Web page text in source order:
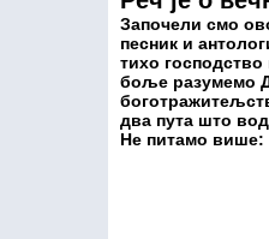
Започели смо
песник и
тихо
боље разумемо
два пута што
Не питамо више: